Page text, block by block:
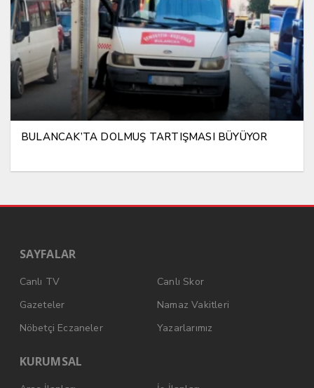
BULANCAK’TA DOLMUŞ TARTIŞMASI BÜYÜYOR
SAYFALAR
Canlı TV
Canlı Skor
Gazeteler
Namaz Vakitleri
Nöbetçi Eczaneler
Yazarlarımız
KURUMSAL